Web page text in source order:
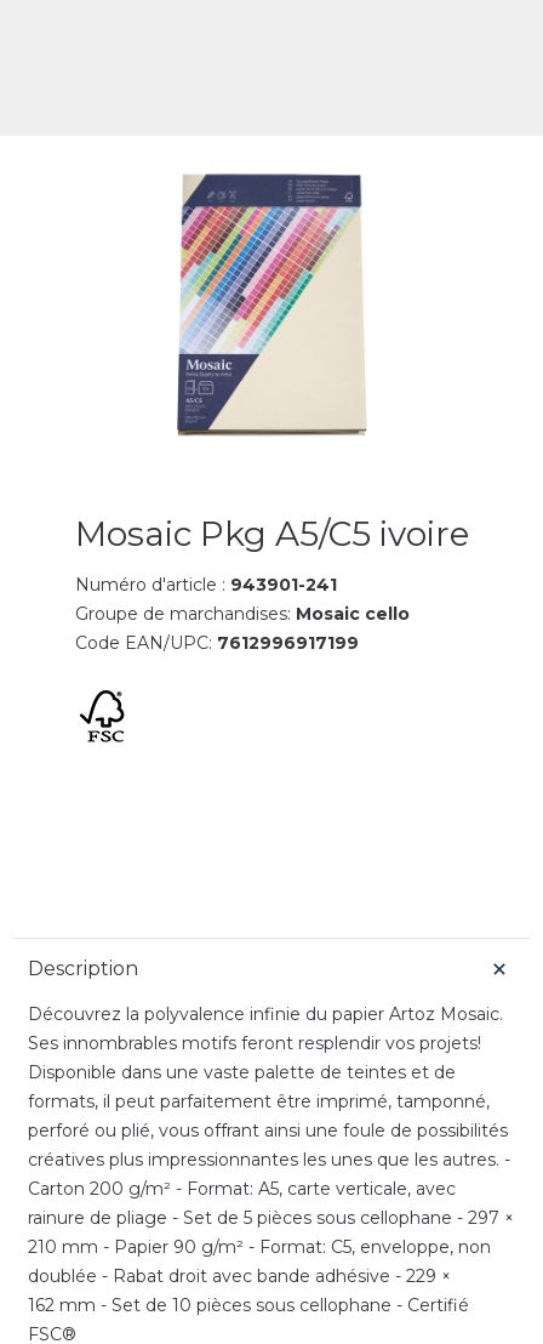
Mosaic Pkg A5/C5 ivoire
Numéro d'article : 943901-241
Groupe de marchandises: Mosaic cello
Code EAN/UPC: 7612996917199
Description
Découvrez la polyvalence infinie du papier Artoz Mosaic.
Ses innombrables motifs feront resplendir vos projets!
Disponible dans une vaste palette de teintes et de
formats, il peut parfaitement être imprimé, tamponné,
perforé ou plié, vous offrant ainsi une foule de possibilités
créatives plus impressionnantes les unes que les autres. -
Carton 200 g/m² - Format: A5, carte verticale, avec
rainure de pliage - Set de 5 pièces sous cellophane - 297 ×
210 mm - Papier 90 g/m² - Format: C5, enveloppe, non
doublée - Rabat droit avec bande adhésive - 229 ×
162 mm - Set de 10 pièces sous cellophane - Certifié
FSC®